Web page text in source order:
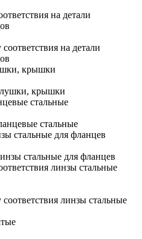
на детали
крышки
стальные
стальные для фланцев
линзы стальные